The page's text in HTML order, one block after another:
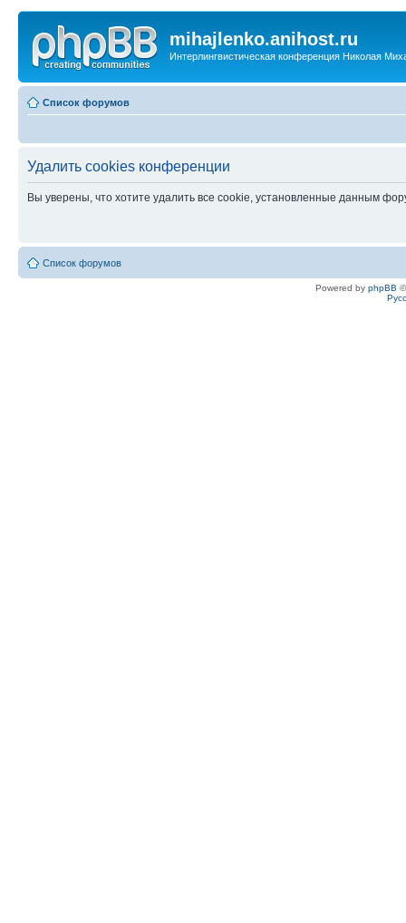
mihajlenko.anihost.ru
Интерлингвистическая конференция Николая
Список форумов
Удалить cookies конференции
Вы уверены, что хотите удалить все cookie, установленные данным
Список форумов
Powered by phpBB